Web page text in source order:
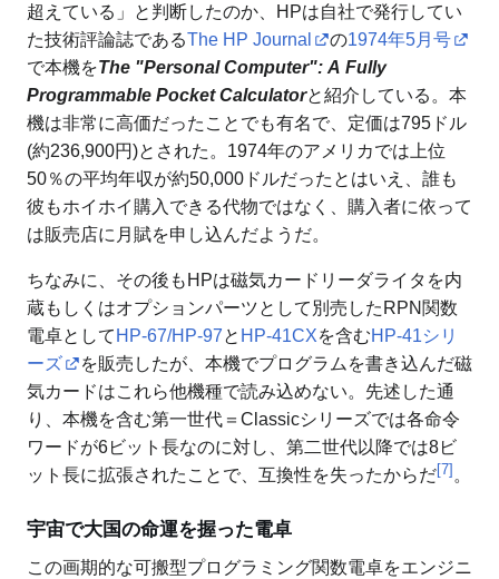
超えている」と判断したのか、HPは自社で発行してい
た技術評論誌であるThe HP Journal の1974年5月号
で本機をThe "Personal Computer": A Fully
Programmable Pocket Calculatorと紹介している。本
機は非常に高価だったことでも有名で、定価は795ドル
(約236,900円)とされた。1974年のアメリカでは上位
50％の平均年収が約50,000ドルだったとはいえ、誰も
彼もホイホイ購入できる代物ではなく、購入者に依って
は販売店に月賦を申し込んだようだ。
ちなみに、その後もHPは磁気カードリーダライタを内
蔵もしくはオプションパーツとして別売したRPN関数
電卓として HP-67/HP-97と HP-41CXを含むHP-41シリ
ーズ
を販売したが、本機でプログラムを書き込んだ磁
気カードはこれら他機種で読み込めない。先述した通
り、本機を含む第一世代＝Classicシリーズでは各命令
ワードが6ビット長なのに対し、第二世代以降では8ビ
ット長に拡張されたことで、互換性を失ったからだ[7] 。
宇宙で大国の命運を握った電卓
この画期的な可搬型プログラミング関数電卓をエンジニ